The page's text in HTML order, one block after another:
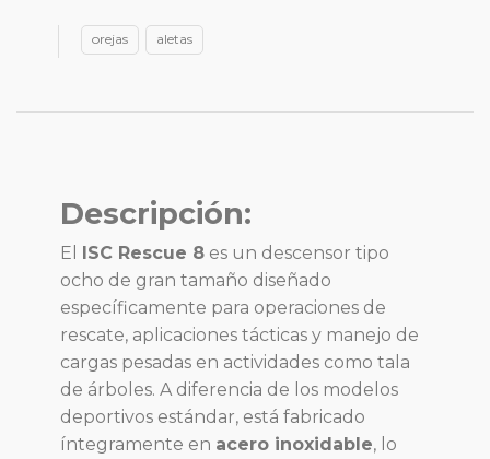
orejas aletas
Descripción:
El ISC Rescue 8 es un descensor tipo
ocho de gran tamaño diseñado
específicamente para operaciones de
rescate, aplicaciones tácticas y manejo de
cargas pesadas en actividades como tala
de árboles. A diferencia de los modelos
deportivos estándar, está fabricado
íntegramente en acero inoxidable, lo